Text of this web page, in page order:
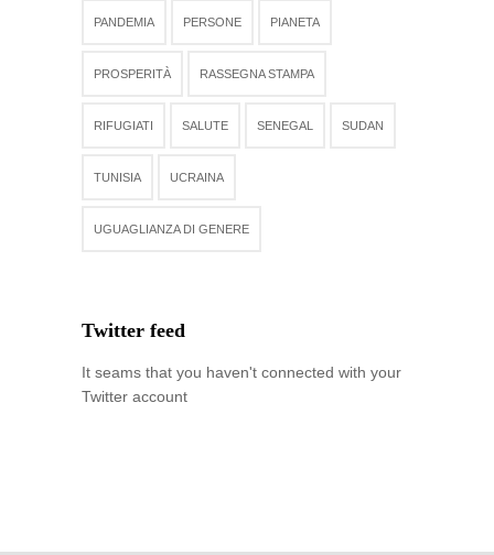
PANDEMIA PERSONE PIANETA
PROSPERITÀ RASSEGNA STAMPA
RIFUGIATI SALUTE SENEGAL SUDAN
TUNISIA UCRAINA
UGUAGLIANZA DI GENERE
Twitter feed
It seams that you haven't connected with your
Twitter account